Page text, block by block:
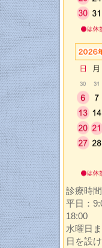
診療時間
平日：
18:00
水曜日
日を設け